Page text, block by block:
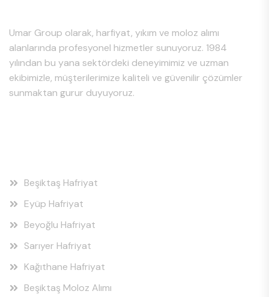
Umar Group olarak, harfiyat, yıkım ve moloz alımı
alanlarında profesyonel hizmetler sunuyoruz. 1984
yılından bu yana sektördeki deneyimimiz ve uzman
ekibimizle, müşterilerimize kaliteli ve güvenilir çözümler
sunmaktan gurur duyuyoruz.
Beşiktaş Hafriyat
Eyüp Hafriyat
Beyoğlu Hafriyat
Sarıyer Hafriyat
Kağıthane Hafriyat
Beşiktaş Moloz Alımı